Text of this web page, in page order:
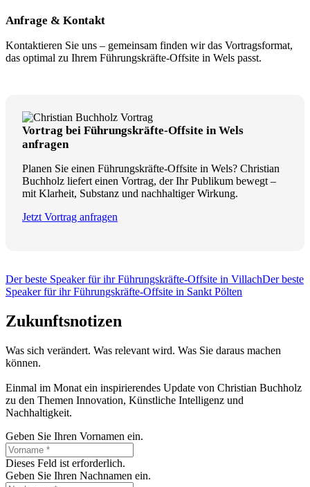
Anfrage & Kontakt
Kontaktieren Sie uns – gemeinsam finden wir das Vortragsformat,
das optimal zu Ihrem Führungskräfte-Offsite in Wels passt.
Vortrag bei Führungskräfte-Offsite in Wels
anfragen
Planen Sie einen Führungskräfte-Offsite in Wels? Christian
Buchholz liefert einen Vortrag, der Ihr Publikum bewegt –
mit Klarheit, Substanz und nachhaltiger Wirkung.
Jetzt Vortrag anfragen
Der beste Speaker für ihr Führungskräfte-Offsite in VillachDer beste
Speaker für ihr Führungskräfte-Offsite in Sankt Pölten
Zukunftsnotizen
Was sich verändert. Was relevant wird. Was Sie daraus machen
können.
Einmal im Monat ein inspirierendes Update von Christian Buchholz
zu den Themen Innovation, Künstliche Intelligenz und
Nachhaltigkeit.
Geben Sie Ihren Vornamen ein.
Dieses Feld ist erforderlich.
Geben Sie Ihren Nachnamen ein.